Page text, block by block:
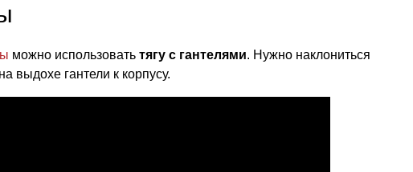
можно использовать тягу с гантелями. Нужно наклониться
выдохе гантели к корпусу.